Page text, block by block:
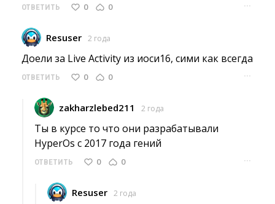
ОТВЕТИТЬ 0 0 ···
Resuser 2 года
Доели за Live Activity из иоси16, сими как всегда
ОТВЕТИТЬ 0 0 ···
zakharzlebed211 2 года
Ты в курсе то что они разрабатывали
HyperOs с 2017 года гений
ОТВЕТИТЬ 0 0 ···
Resuser 2 года